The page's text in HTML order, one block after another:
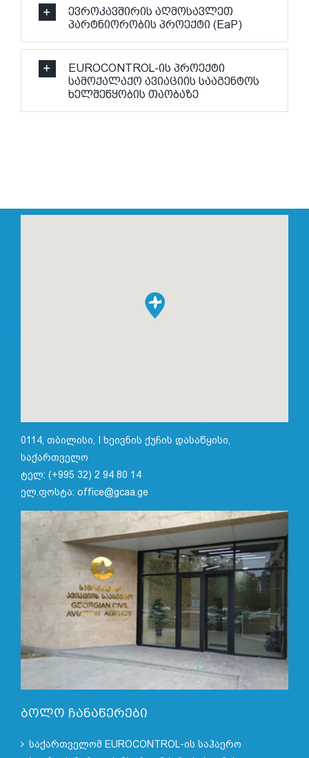
ევროკავშირის აღმოსავლეთ
პარტნიორობის პროექტი (EaP)
EUROCONTROL-ის პროექტი
სამოქალაქო ავიაციის სააგენტოს
ხელშეწყობის თაობაზე
0114, თბილისი, I ხეივნის ქუჩის დასაწყისი,
საქართველო
ტელ: (+995 32) 2 94 80 14
ელ.ფოსტა: office@gcaa.ge
ბოლო ჩანაწერები
საქართველომ EUROCONTROL-ის საჰაერო